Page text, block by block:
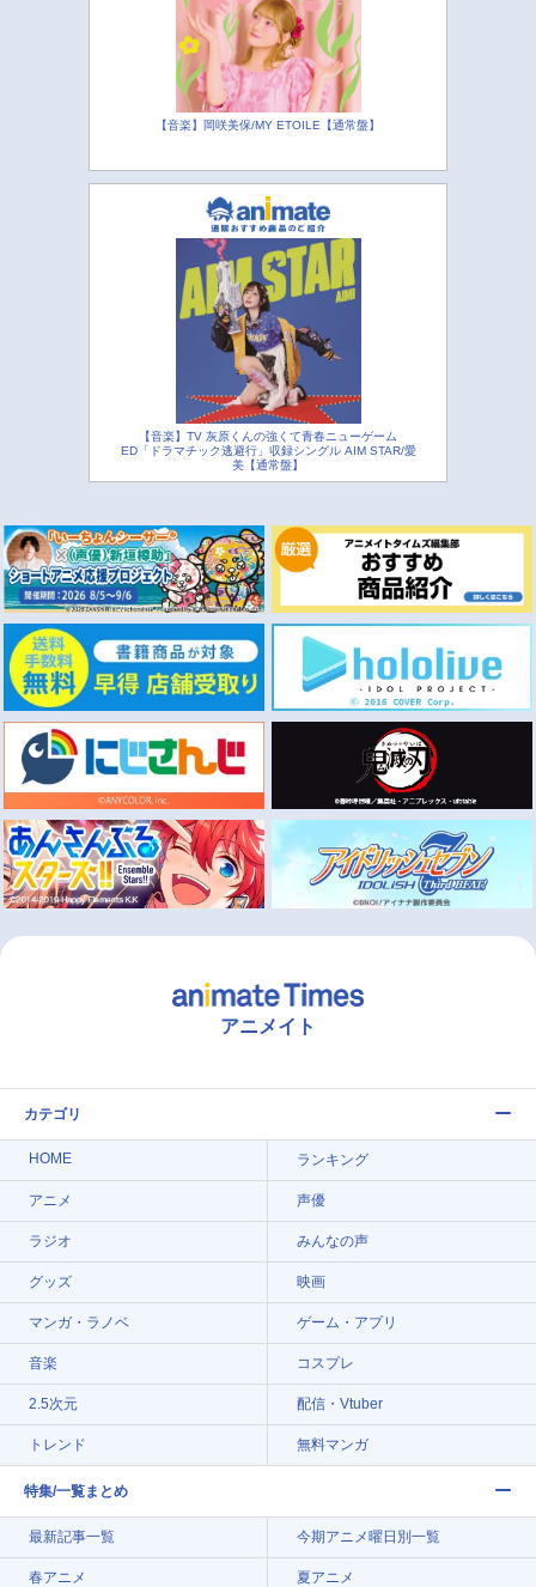
【音楽】岡咲美保/MY ETOILE【通常盤】
【音楽】TV 灰原くんの強くて青春ニューゲーム
ED「ドラマチック逃避行」収録シングル AIM STAR/愛
美【通常盤】
アニメイト
カテゴリ
HOME ランキング
アニメ 声優
ラジオ みんなの声
グッズ 映画
マンガ・ラノベ ゲーム・アプリ
音楽 コスプレ
2.5次元 配信・Vtuber
トレンド 無料マンガ
特集/一覧まとめ
最新記事一覧 今期アニメ曜日別一覧
春アニメ 夏アニメ